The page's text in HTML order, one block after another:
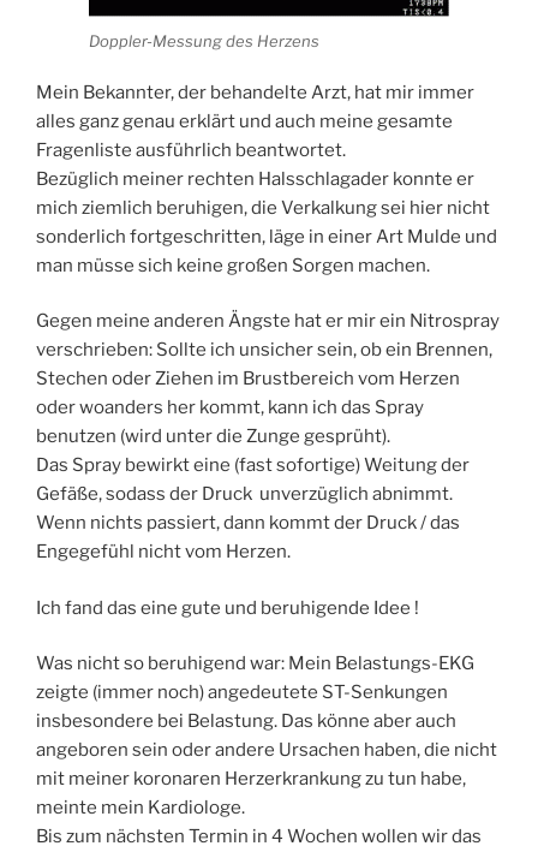
Doppler-Messung des Herzens
Mein Bekannter, der behandelte Arzt, hat mir immer
alles ganz genau erklärt und auch meine gesamte
Fragenliste ausführlich beantwortet.
Bezüglich meiner rechten Halsschlagader konnte er
mich ziemlich beruhigen, die Verkalkung sei hier nicht
sonderlich fortgeschritten, läge in einer Art Mulde und
man müsse sich keine großen Sorgen machen.
Gegen meine anderen Ängste hat er mir ein Nitrospray
verschrieben: Sollte ich unsicher sein, ob ein Brennen,
Stechen oder Ziehen im Brustbereich vom Herzen
oder woanders her kommt, kann ich das Spray
benutzen (wird unter die Zunge gesprüht).
Das Spray bewirkt eine (fast sofortige) Weitung der
Gefäße, sodass der Druck unverzüglich abnimmt.
Wenn nichts passiert, dann kommt der Druck / das
Engegefühl nicht vom Herzen.
Ich fand das eine gute und beruhigende Idee !
Was nicht so beruhigend war: Mein Belastungs-EKG
zeigte (immer noch) angedeutete ST-Senkungen
insbesondere bei Belastung. Das könne aber auch
angeboren sein oder andere Ursachen haben, die nicht
mit meiner koronaren Herzerkrankung zu tun habe,
meinte mein Kardiologe.
Bis zum nächsten Termin in 4 Wochen wollen wir das